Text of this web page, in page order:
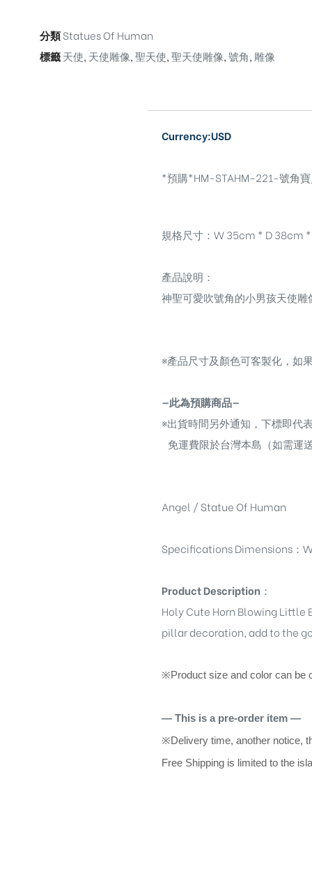
分類Statues Of Human
標籤天使, 天使雕像,聖天使,聖天使雕像,號角, 雕像
Currency:USD
*預購*HM-STAHM-221-號角
規格尺寸：W 35cm * D 38cm
產品說明：
神聖可愛吹號角的小男孩天使
※產品尺寸及顏色可客製化，如
—此為預購商品—
※出貨時間另外通知，下標即代
免運費限於台灣本島（如需運
Angel / Statue Of Human
Specifications Dimensions ：
Product Description ：
Holy Cute Horn Blowing Little
pillar decoration, add to the
※Product size and color can be
— This is a pre-order item —
※Delivery time, another notice,
Free Shipping is limited to the